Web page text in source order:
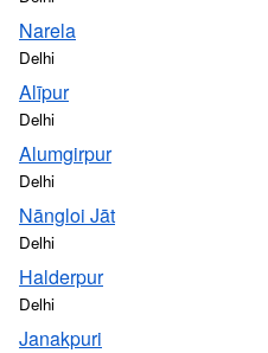
Narela
Delhi
Alīpur
Delhi
Alumgirpur
Delhi
Nāngloi Jāt
Delhi
Halderpur
Delhi
Janakpuri